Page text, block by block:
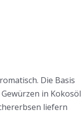
Die Basis
in Kokosöl
liefern